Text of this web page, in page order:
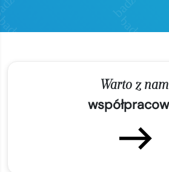
Warto z